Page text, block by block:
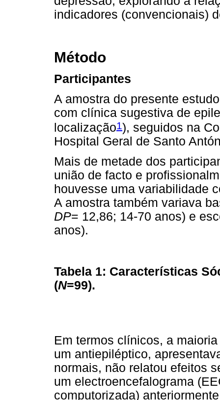
indicadores (convencionais)
Método
Participantes
A amostra do presente
com clínica sugestiva de
localização1), seguidos na
Hospital Geral de Santo
Mais de metade dos
união de facto e
houvesse uma variabilidade
A amostra também variava
DP= 12,86; 14-70 anos) e
anos).
Tabela 1: Características
(N=99).
Em termos clínicos, a
um antiepiléptico,
normais, não relatou efeitos
um electroencefalograma
computorizada)